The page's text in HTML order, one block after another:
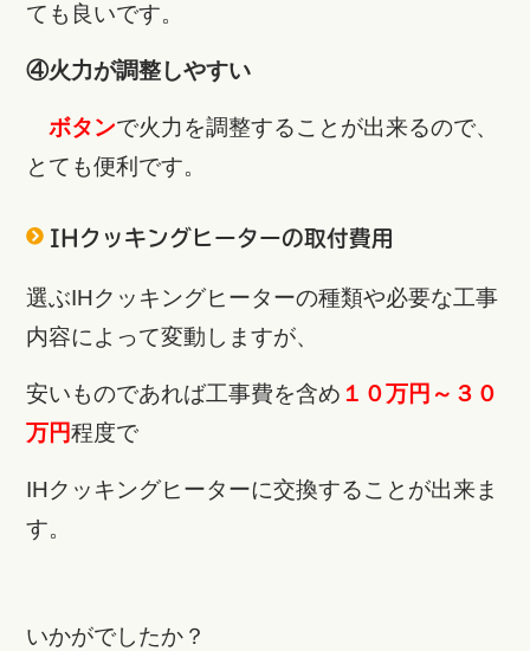
ても良いです。
④火力が調整しやすい
ボタンで火力を調整することが出来るので、
とても便利です。
IHクッキングヒーターの取付費用
選ぶIHクッキングヒーターの種類や必要な工事
内容によって変動しますが、
安いものであれば工事費を含め １０万円～３０
万円程度で
IHクッキングヒーターに交換することが出来ま
す。
いかがでしたか？